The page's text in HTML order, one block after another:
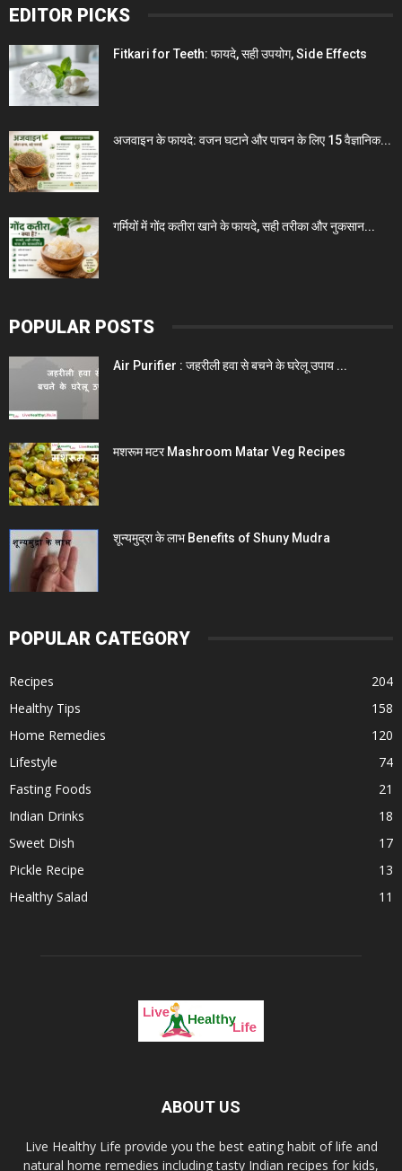
EDITOR PICKS
Fitkari for Teeth: फायदे, सही उपयोग, Side Effects
अजवाइन के फायदे: वजन घटाने और पाचन के लिए 15 वैज्ञानिक...
गर्मियों में गोंद कतीरा खाने के फायदे, सही तरीका और नुकसान...
POPULAR POSTS
Air Purifier : जहरीली हवा से बचने के घरेलू उपाय ...
मशरूम मटर Mashroom Matar Veg Recipes
शून्यमुद्रा के लाभ Benefits of Shuny Mudra
POPULAR CATEGORY
Recipes
204
Healthy Tips
158
Home Remedies
120
Lifestyle
74
Fasting Foods
21
Indian Drinks
18
Sweet Dish
17
Pickle Recipe
13
Healthy Salad
11
ABOUT US
Live Healthy Life provide you the best eating habit of life and
natural home remedies including tasty Indian recipes for kids,